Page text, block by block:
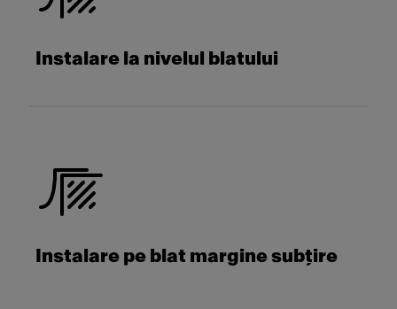
Instalare la nivelul blatului
Instalare pe blat margine subțire